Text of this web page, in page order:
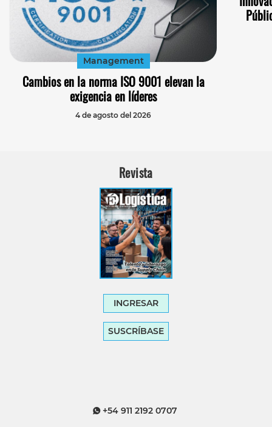
Management
Cambios en la norma ISO 9001 elevan la
exigencia en líderes
4 de agosto del 2026
Revista
INGRESAR
SUSCRÍBASE
+54 911 2192 0707